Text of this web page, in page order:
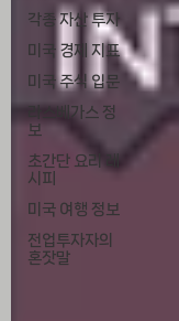
각종 자산 투자
미국 경제 지표
미국 주식 입문
라스베가스 정
보
초간단 요리 레
시피
미국 여행 정보
전업투자자의
혼잣말